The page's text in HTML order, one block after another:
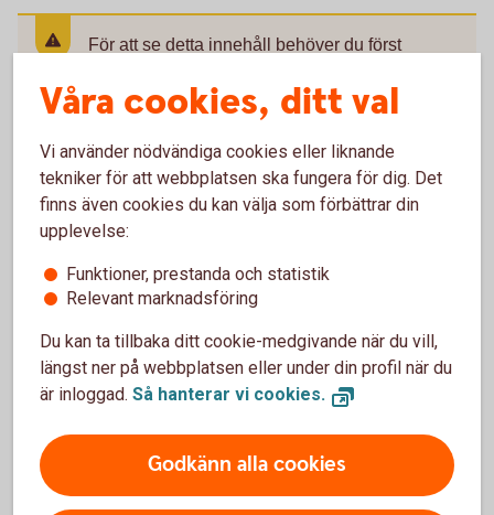
För att se detta innehåll behöver du först
och statistik.
Hållbar idrott
Idrottsprojekt kan ofta kopplas till flera av Agenda 2030-
målen:
Rörelse och aktivering kopplas till mål 3 som handlar
om hälsa
eller 10
Ledarutveckling för unga kan vara en satsning som i
framtiden ger deltagarna värdefull kompetens i ett
Våra cookies, ditt val
Vi använder nödvändiga cookies eller liknande
tekniker för att webbplatsen ska fungera för dig. Det
finns även cookies du kan välja som förbättrar din
upplevelse:
Funktioner, prestanda och statistik
Relevant marknadsföring
Du kan ta tillbaka ditt cookie-medgivande när du vill,
längst ner på webbplatsen eller under din profil när du
är inloggad. Så hanterar vi cookies.
Godkänn alla cookies